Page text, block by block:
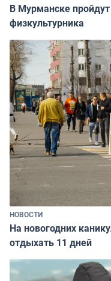
В Мурманске
физкультурника
НОВОСТИ
На новогодних
отдыхать 11 дней